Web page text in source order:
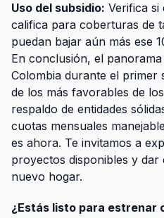
Uso del subsidio: Verifica
califica para coberturas de
puedan bajar aún más ese
En conclusión, el
Colombia durante el primer
de los más favorables de
respaldo de entidades
cuotas mensuales
es ahora. Te invitamos a
proyectos disponibles y
nuevo hogar.
¿Estás listo para estrenar